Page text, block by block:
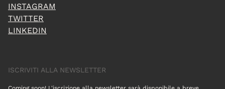
INSTAGRAM
TWITTER
LINKEDIN
ISCRIVITI ALLA NEWSLETTER